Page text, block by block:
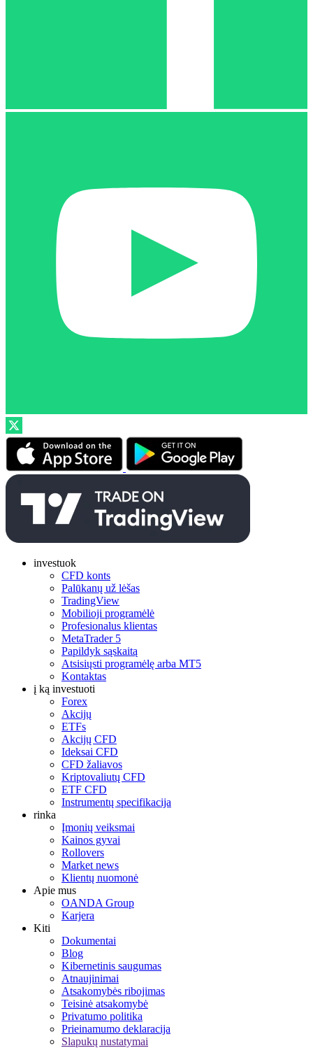
investuok
CFD konts
Palūkanų už lėšas
TradingView
Mobilioji programėlė
Profesionalus klientas
MetaTrader 5
Papildyk sąskaitą
Atsisiųsti programėlę arba MT5
Kontaktas
į ką investuoti
Forex
Akcijų
ETFs
Akcijų CFD
Ideksai CFD
CFD žaliavos
Kriptovaliutų CFD
ETF CFD
Instrumentų specifikacija
rinka
Įmonių veiksmai
Kainos gyvai
Rollovers
Market news
Klientų nuomonė
Apie mus
OANDA Group
Karjera
Kiti
Dokumentai
Blog
Kibernetinis saugumas
Atnaujinimai
Atsakomybės ribojimas
Teisinė atsakomybė
Privatumo politika
Prieinamumo deklaracija
Slapukų nustatymai